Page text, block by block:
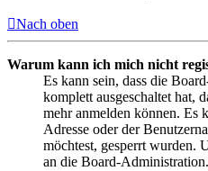
Nach oben
Warum kann ich mich nicht
Es kann sein, dass die
komplett ausgeschaltet hat,
mehr anmelden können. Es
Adresse oder der
möchtest, gesperrt wurden.
an die Board-Administration.